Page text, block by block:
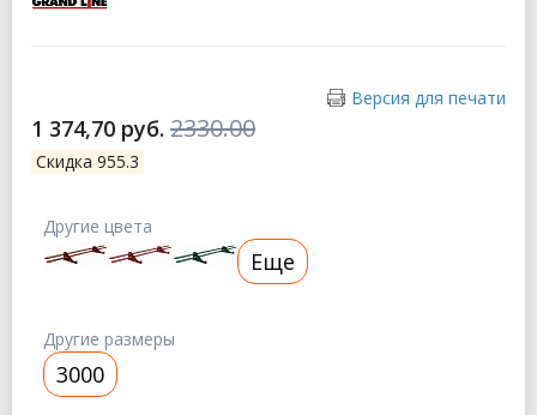
Версия для печати
1 374,70 руб. 2330.00
Скидка 955.3
Другие цвета
Еще
Другие размеры
3000